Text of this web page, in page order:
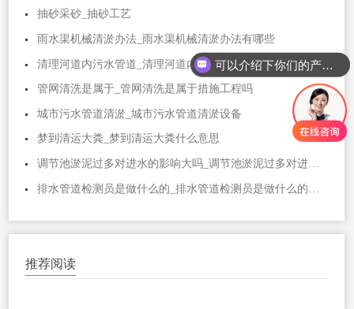
抽砂采砂_抽砂工艺
雨水渠机械清淤办法_雨水渠机械清淤办法有哪些
清理河道内污水管道_清理河道内污水管道的方法
管网清洗是属于_管网清洗是属于措施工程吗
城市污水管道清淤_城市污水管道清淤设备
梦到清运大粪_梦到清运大粪什么意思
调节池淤泥过多对进水的影响大吗_调节池淤泥过多对进水的影响大吗视频
推荐阅读
可以介绍下你们的产品么